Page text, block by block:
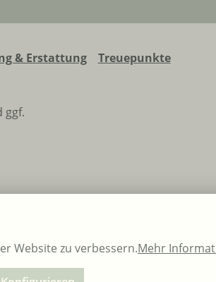
& Erstattung Treuepunkte
ggf.
Website zu verbessern.Mehr